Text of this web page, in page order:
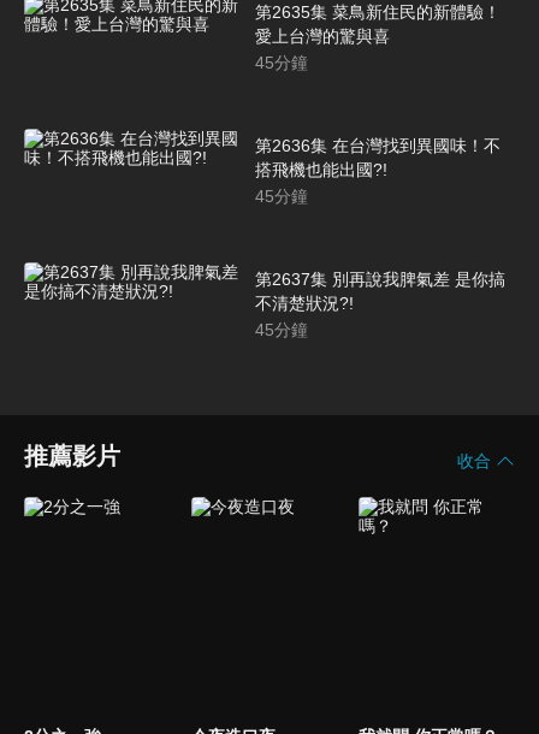
第2635集 菜鳥新住民的新體驗！
愛上台灣的驚與喜
45分鐘
第2636集 在台灣找到異國味！不
搭飛機也能出國?!
45分鐘
第2637集 別再說我脾氣差 是你搞
不清楚狀況?!
45分鐘
推薦影片 收合